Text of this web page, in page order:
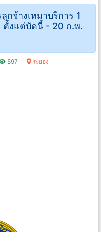
กจ้างเหมาบริการ 1
ตั้งแต่บัดนี้ - 20 ก.พ.
597 ระยอง